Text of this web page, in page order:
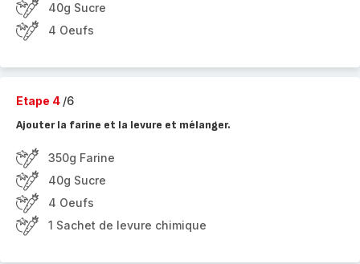
40g Sucre
4 Oeufs
Etape 4 /6
Ajouter la farine et la levure et mélanger.
350g Farine
40g Sucre
4 Oeufs
1 Sachet de levure chimique